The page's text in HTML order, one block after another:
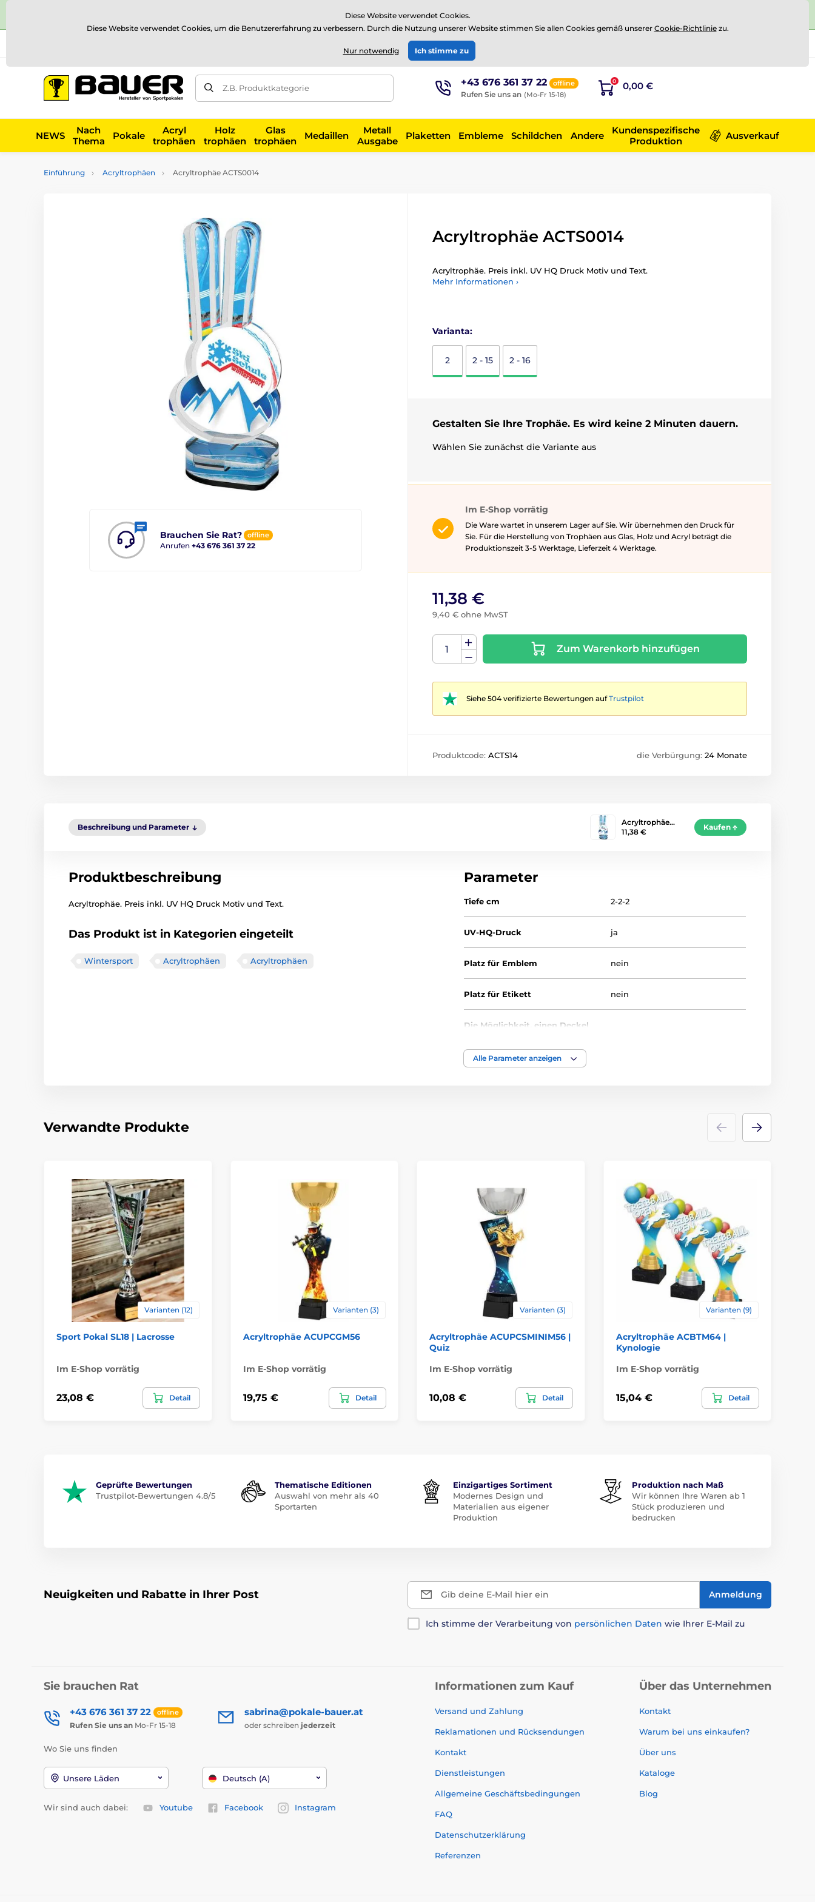
⭐Siehe 504 verifizierte Bewertungen aufTrustpilot
EUR
Z.B. Produktkategorie +43 676 361 37 22 offline
Rufen Sie uns an (Mo-Fr 15-18)
0 0,00 €
NEWS
Nach
Thema
Pokale
Acryl
trophäen
Holz
trophäen
Glas
trophäen
Medaillen
Metall
Ausgabe
Plaketten Embleme Schildchen Andere
Kundenspezifische
Produktion
Ausverkauf
Einführung Acryltrophäen Acryltrophäe ACTS0014
Brauchen Sie Rat? offline
Anrufen +43 676 361 37 22
Acryltrophäe ACTS0014
Acryltrophäe. Preis inkl. UV HQ Druck Motiv und Text.
Mehr Informationen ›
Varianta:
2 2 - 15 2 - 16
Gestalten Sie Ihre Trophäe. Es wird keine 2 Minuten dauern.
Wählen Sie zunächst die Variante aus
Im E-Shop vorrätig
Die Ware wartet in unserem Lager auf Sie. Wir übernehmen den Druck für
Sie. Für die Herstellung von Trophäen aus Glas, Holz und Acryl beträgt die
Produktionszeit 3-5 ​​Werktage, Lieferzeit 4 Werktage.
11,38 €
9,40 € ohne MwST
Zum Warenkorb hinzufügen
Siehe 504 verifizierte Bewertungen aufTrustpilot
Produktcode: ACTS14 die Verbürgung: 24 Monate
Beschreibung und Parameter
Acryltrophäe…
11,38 €
Kaufen
Produktbeschreibung
Acryltrophäe. Preis inkl. UV HQ Druck Motiv und Text.
Das Produkt ist in Kategorien eingeteilt
Wintersport Acryltrophäen Acryltrophäen
Parameter
Tiefe cm 2-2-2
UV-HQ-Druck ja
Platz für Emblem nein
Platz für Etikett nein
Die Möglichkeit, einen Deckel
Höhe cm
Alle Parameter anzeigen
Verwandte Produkte
Varianten (12)
Sport Pokal SL18 | Lacrosse
Im E-Shop vorrätig
23,08 € Detail
Varianten (3)
Acryltrophäe ACUPCGM56
Im E-Shop vorrätig
19,75 € Detail
Varianten (3)
Acryltrophäe ACUPCSMINIM56 |
Quiz
Im E-Shop vorrätig
10,08 € Detail
Varianten (9)
Acryltrophäe ACBTM64 |
Kynologie
Im E-Shop vorrätig
15,04 € Detail
Geprüfte Bewertungen
Trustpilot-Bewertungen 4.8/5
Thematische Editionen
Auswahl von mehr als 40
Sportarten
Einzigartiges Sortiment
Modernes Design und
Materialien aus eigener
Produktion
Produktion nach Maß
Wir können Ihre Waren ab 1
Stück produzieren und
bedrucken
Neuigkeiten und Rabatte in Ihrer Post Gib deine E-Mail hier ein Anmeldung
Ich stimme der Verarbeitung von persönlichen Daten wie Ihrer E-Mail zu
Sie brauchen Rat
+43 676 361 37 22 offline
Rufen Sie uns an Mo-Fr 15-18
sabrina@pokale-bauer.at
oder schreiben jederzeit
Wo Sie uns finden
Unsere Läden Deutsch (A)
Wir sind auch dabei: Youtube Facebook Instagram
Informationen zum Kauf
Versand und Zahlung
Reklamationen und Rücksendungen
Kontakt
Dienstleistungen
Allgemeine Geschäftsbedingungen
FAQ
Datenschutzerklärung
Referenzen
Über das Unternehmen
Kontakt
Warum bei uns einkaufen?
Über uns
Kataloge
Blog
Diese Website verwendet Cookies.
Diese Website verwendet Cookies, um die Benutzererfahrung zu verbessern. Durch die Nutzung unserer Website stimmen Sie allen Cookies gemäß unserer Cookie-Richtliniezu.
Nur notwendig Ich stimme zu